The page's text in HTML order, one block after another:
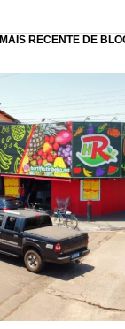
MAIS RECENTE DE